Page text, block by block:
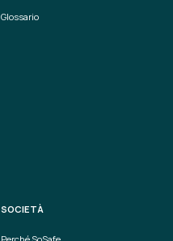
Glossario
SOCIETÀ